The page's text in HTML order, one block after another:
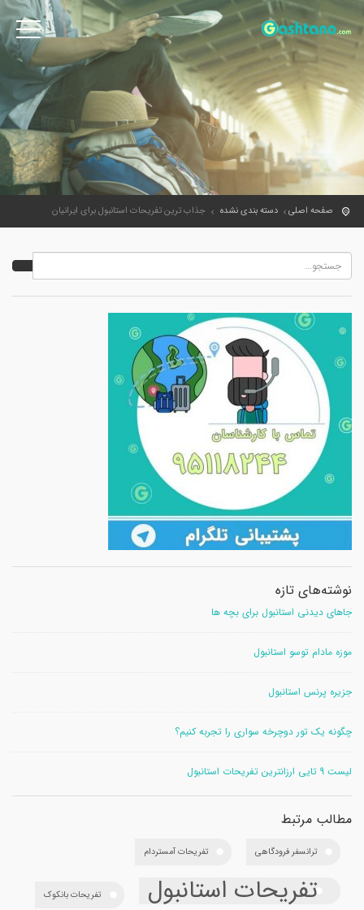
صفحه اصلی دسته بندی نشده جذاب ترین تفریحات استانبول برای ایرانیان
نوشته‌های تازه
جاهای دیدنی استانبول برای بچه ها
موزه مادام توسو استانبول
جزیره پرنس استانبول
چگونه یک تور دوچرخه سواری را تجربه کنیم؟
لیست 9 تایی ارزانترین تفریحات استانبول
مطالب مرتبط
ترانسفر فرودگاهی تفریحات آمستردام
تفریحات استانبول تفریحات بانکوک